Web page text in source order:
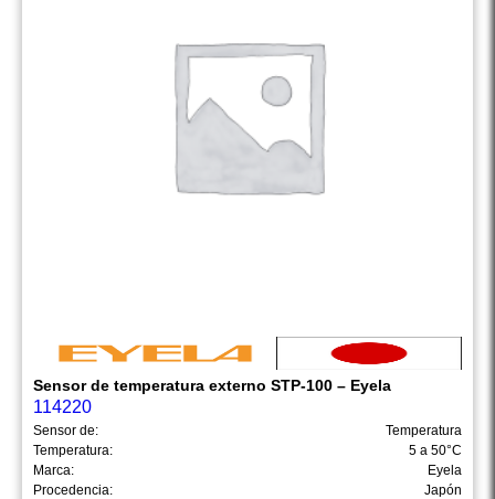
Sensor de temperatura externo STP-100 – Eyela
114220
Sensor de:
Temperatura
Temperatura:
5 a 50°C
Marca:
Eyela
Procedencia:
Japón